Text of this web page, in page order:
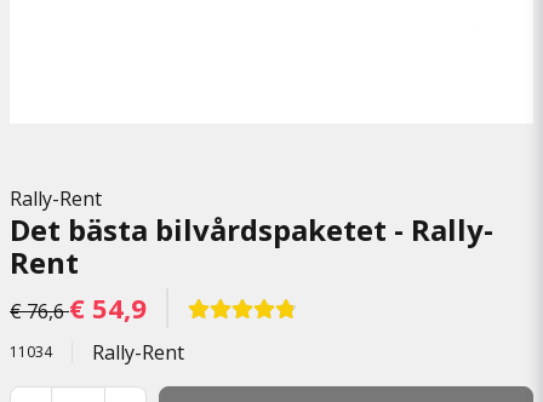
Rally-Rent
Det bästa bilvårdspaketet - Rally-
Rent
€ 76,6€ 54,9
11034 Rally-Rent